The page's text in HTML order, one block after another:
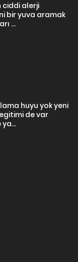
ciddi alerji
bir yuva aramak
...
huyu yok yeni
de var